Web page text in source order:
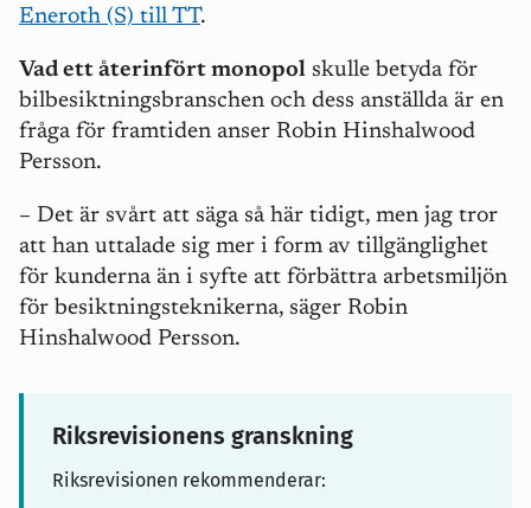
Eneroth (S) till TT.
Vad ett återinfört monopol skulle betyda för
bilbesiktningsbranschen och dess anställda är en
fråga för framtiden anser Robin Hinshalwood
Persson.
– Det är svårt att säga så här tidigt, men jag tror
att han uttalade sig mer i form av tillgänglighet
för kunderna än i syfte att förbättra arbetsmiljön
för besiktningsteknikerna, säger Robin
Hinshalwood Persson.
Riksrevisionens granskning
Riksrevisionen rekommenderar: